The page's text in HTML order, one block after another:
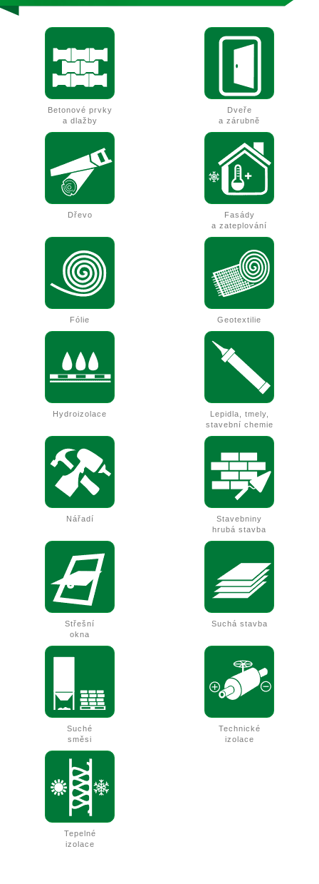
Betonové prvky
a dlažby
Dveře
a zárubně
Dřevo
Fasády
a zateplování
Fólie Geotextilie
Hydroizolace
Lepidla, tmely,
stavební chemie
Nářadí
Stavebniny
hrubá stavba
Střešní
okna
Suchá stavba
Suché
směsi
Technické
izolace
Tepelné
izolace